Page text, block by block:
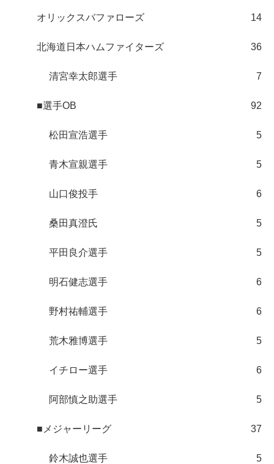
オリックスバファローズ 14
北海道日本ハムファイターズ 36
清宮幸太郎選手 7
■選手OB 92
松田宣浩選手 5
青木宣親選手 5
山口俊投手 6
桑田真澄氏 5
平田良介選手 5
明石健志選手 6
野村祐輔選手 6
荒木雅博選手 5
イチロー選手 6
阿部慎之助選手 5
■メジャーリーグ 37
鈴木誠也選手 5